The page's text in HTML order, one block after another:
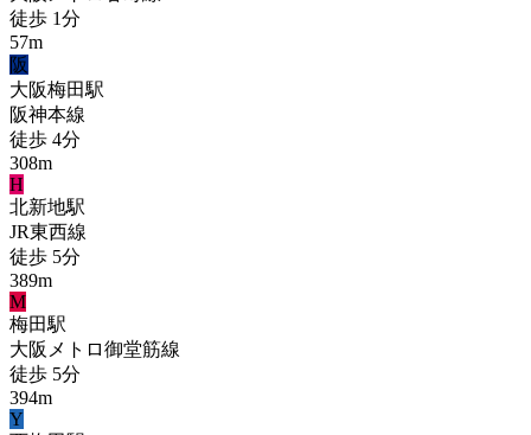
徒歩 1分
57m
阪
大阪梅田駅
阪神本線
徒歩 4分
308m
H
北新地駅
JR東西線
徒歩 5分
389m
M
梅田駅
大阪メトロ御堂筋線
徒歩 5分
394m
Y